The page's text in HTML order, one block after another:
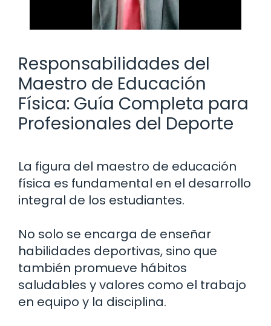
Responsabilidades del
Maestro de Educación
Física: Guía Completa para
Profesionales del Deporte
La figura del maestro de educación
física es fundamental en el desarrollo
integral de los estudiantes.
No solo se encarga de enseñar
habilidades deportivas, sino que
también promueve hábitos
saludables y valores como el trabajo
en equipo y la disciplina.